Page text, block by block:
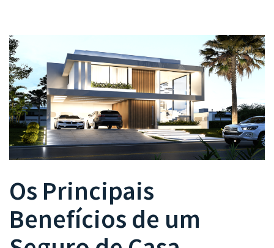
Os Principais
Benefícios de um